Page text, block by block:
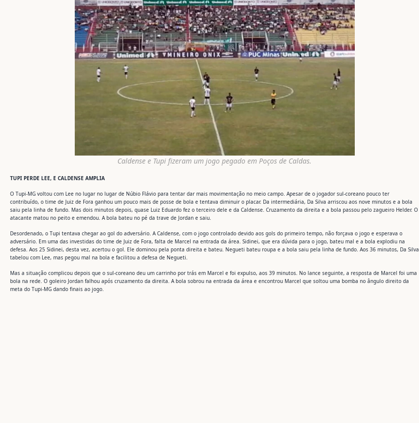
Caldense e Tupi fizeram um jogo pegado em Poços de Caldas.
TUPI PERDE LEE, E CALDENSE AMPLIA
O Tupi-MG voltou com Lee no lugar no lugar de Núbio Flávio para tentar dar mais movimentação no meio campo. Apesar de o jogador sul-coreano pouco ter
contribuído, o time de Juiz de Fora ganhou um pouco mais de posse de bola e tentava diminuir o placar. Da intermediária, Da Silva arriscou aos nove minutos e a bola
saiu pela linha de fundo. Mas dois minutos depois, quase Luiz Eduardo fez o terceiro dele e da Caldense. Cruzamento da direita e a bola passou pelo zagueiro Helder. O
atacante matou no peito e emendou. A bola bateu no pé da trave de Jordan e saiu.
Desordenado, o Tupi tentava chegar ao gol do adversário. A Caldense, com o jogo controlado devido aos gols do primeiro tempo, não forçava o jogo e esperava o
adversário. Em uma das investidas do time de Juiz de Fora, falta de Marcel na entrada da área. Sidinei, que era dúvida para o jogo, bateu mal e a bola explodiu na
defesa. Aos 25 Sidinei, desta vez, acertou o gol. Ele dominou pela ponta direita e bateu. Negueti bateu roupa e a bola saiu pela linha de fundo. Aos 36 minutos, Da Silva
tabelou com Lee, mas pegou mal na bola e facilitou a defesa de Negueti.
Mas a situação complicou depois que o sul-coreano deu um carrinho por trás em Marcel e foi expulso, aos 39 minutos. No lance seguinte, a resposta de Marcel foi uma
bola na rede. O goleiro Jordan falhou após cruzamento da direita. A bola sobrou na entrada da área e encontrou Marcel que soltou uma bomba no ângulo direito da
meta do Tupi-MG dando finais ao jogo.